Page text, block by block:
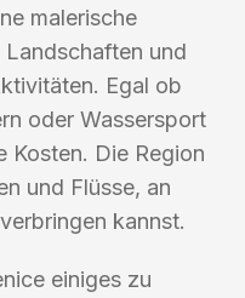
malerische
und
Egal ob
oder Wassersport
Kosten. Die Region
und Flüsse, an
kannst.
einiges zu